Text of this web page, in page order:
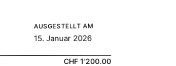
AUSGESTELLT AM
15. Januar 2026
CHF 1'200.00